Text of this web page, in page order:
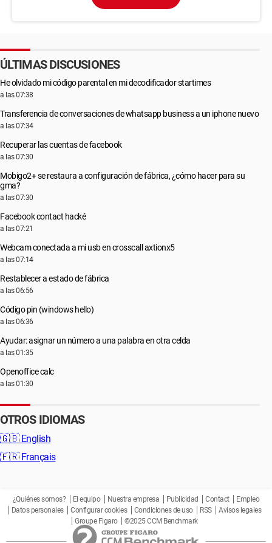
ÚLTIMAS DISCUSIONES
He olvidado mi código parental en mi decodificador startimes
a las 07:38
Transferencia de conversaciones de whatsapp business a un iphone nuevo
a las 07:34
Recuperar las cuentas de facebook
a las 07:30
Mobigo2+ se restaura a configuración de fábrica, ¿cómo hacer para su
gma?
a las 07:30
Facebook contact hacké
a las 07:21
Webcam conectada a mi usb en crosscall axtionx5
a las 07:14
Restablecer a estado de fábrica
a las 06:56
Código pin (windows hello)
a las 06:36
Ayudar: asignar un número a una palabra en otra celda
a las 01:35
Openoffice calc
a las 01:30
OTROS IDIOMAS
🇬🇧 English
🇫🇷 Français
¿Quiénes somos? El equipo Nuestra empresa Publicidad Contact
Empleo
Datos personales
Configurar cookies Condiciones de uso RSS
Avisos legales
Groupe Figaro
©2025 CCM Benchmark